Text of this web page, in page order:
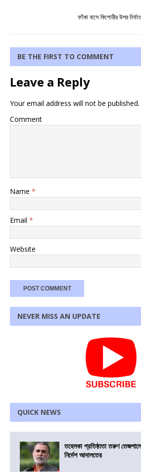
ফাঁকা বাসে কিশোরীর উপর
BE THE FIRST TO COMMENT
Leave a Reply
Your email address will not be published.
Comment
Name *
Email *
Website
NEVER MISS AN UPDATE
QUICK NEWS
তহেলকা প্রতিষ্ঠাতা তরুণ
নির্দেশ আদালতের